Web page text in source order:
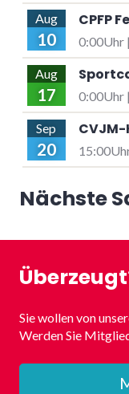
Aug
10
CPFP
0:00Uhr
Aug
17 0:00Uhr
Sep
20
Nächste
Sie wollen von
Werden Sie